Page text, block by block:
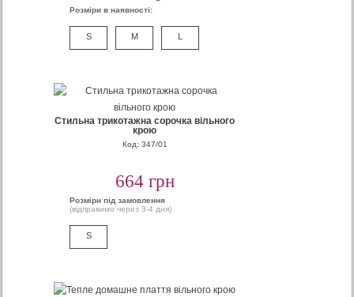
Розміри в наявності:
S M L
Стильна трикотажна сорочка вільного
крою
Код: 347/01
664 грн
Розміри під замовлення
(відправимо через 3-4 дня)
S